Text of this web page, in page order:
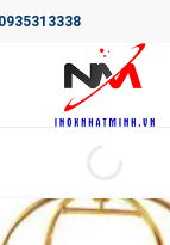
0935313338